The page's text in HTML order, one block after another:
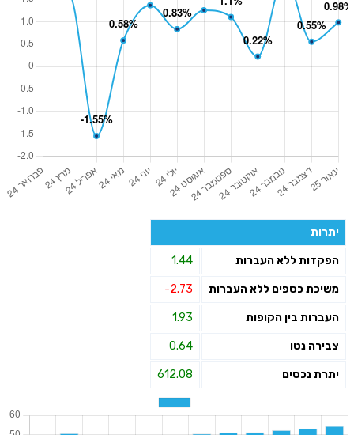
יתרות
הפקדות ללא העברות 1.44
משיכת כספים ללא העברות -2.73
העברות בין הקופות 1.93
צבירה נטו 0.64
יתרת נכסים 612.08